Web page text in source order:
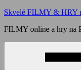
Skip
content
Skvelé FILMY & HRY
FILMY online a hry na